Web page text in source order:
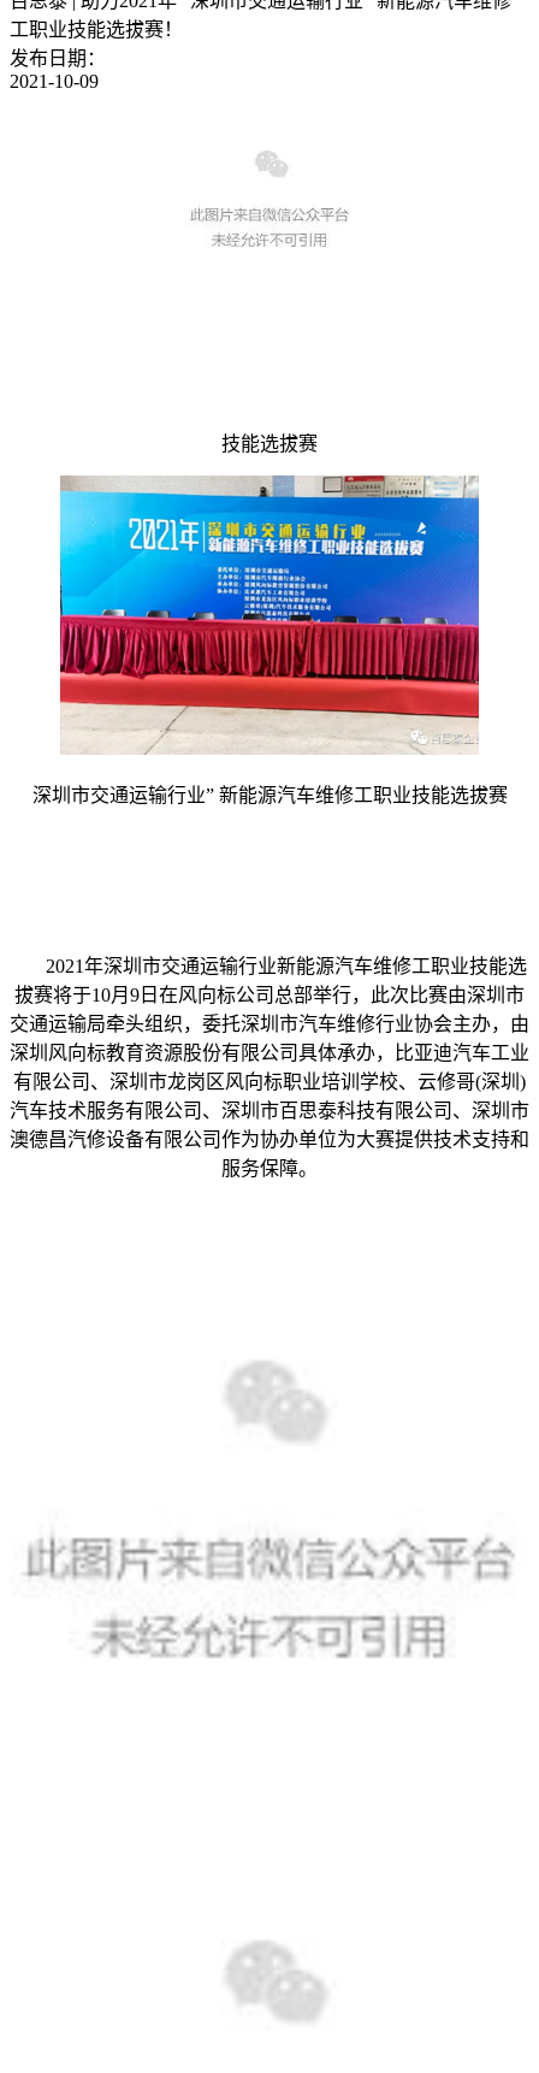
工职业技能选拔赛！
发布日期：
2021-10-09
技能选拔赛
深圳市交通运输行业” 新能源汽车维修工职业技能选拔赛
2021年深圳市交通运输行业新能源汽车维修工职业技能选
拔赛将于10月9日在风向标公司总部举行，此次比赛由深圳市
交通运输局牵头组织，委托深圳市汽车维修行业协会主办，由
深圳风向标教育资源股份有限公司具体承办，比亚迪汽车工业
有限公司、深圳市龙岗区风向标职业培训学校、云修哥(深圳)
汽车技术服务有限公司、深圳市百思泰科技有限公司、深圳市
澳德昌汽修设备有限公司作为协办单位为大赛提供技术支持和
服务保障。